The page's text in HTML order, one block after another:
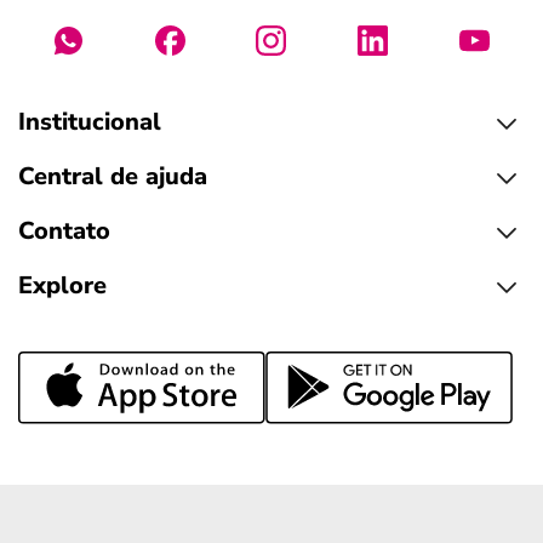
Institucional
Central de ajuda
Contato
Explore